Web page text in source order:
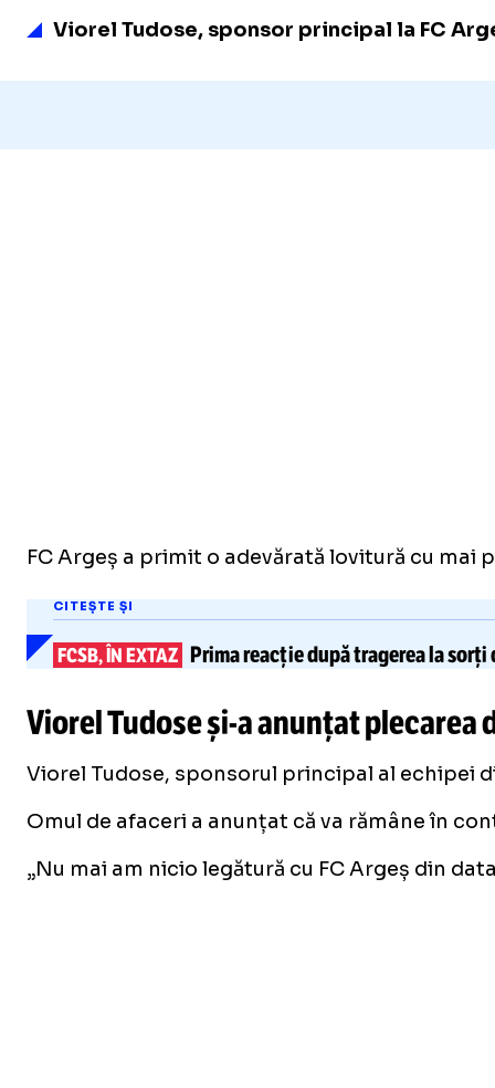
Viorel Tudose, sponsor principal la FC
FC Argeș a primit o adevărată lovitură cu mai
CITEȘTE ȘI
FCSB, ÎN EXTAZ Prima reacție dupătragerea la sorți
Viorel Tudoseși-aanunțat plecarea
Viorel Tudose, sponsorul principal al echipei
Omul de afaceri a anunțat că va rămâne în
„Nu mai am nicio legătură cu FC Argeș din